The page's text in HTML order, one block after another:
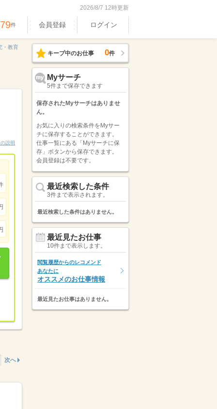
2026/8/7 12時更新
件 会員登録 ログイン
・教育
説明
次へ
キープ中のお仕事 0件
Myサーチ
5件まで保存できます
保存されたMyサーチはありませ
ん。
お気に入りの検索条件をMyサー
チに保存することができます。
仕事一覧にある「Myサーチに保
存」ボタンから保存できます。
会員登録は不要です。
最近検索した条件
3件まで表示されます。
最近検索した条件はありません。
最近見たお仕事
10件まで表示します。
閲覧履歴からのレコメンド
あなたに
オススメのお仕事情報
最近見たお仕事はありません。